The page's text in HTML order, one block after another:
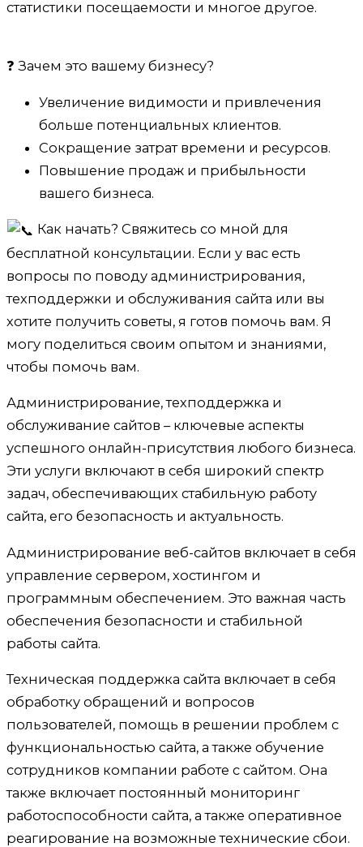
статистики посещаемости и многое другое.
❓ Зачем это вашему бизнесу?
Увеличение видимости и привлечения
больше потенциальных клиентов.
Сокращение затрат времени и ресурсов.
Повышение продаж и прибыльности
вашего бизнеса.
Как начать? Свяжитесь со мной для
бесплатной консультации. Если у вас есть
вопросы по поводу администрирования,
техподдержки и обслуживания сайта или вы
хотите получить советы, я готов помочь вам. Я
могу поделиться своим опытом и знаниями,
чтобы помочь вам.
Администрирование, техподдержка и
обслуживание сайтов – ключевые аспекты
успешного онлайн-присутствия любого бизнеса.
Эти услуги включают в себя широкий спектр
задач, обеспечивающих стабильную работу
сайта, его безопасность и актуальность.
Администрирование веб-сайтов включает в себя
управление сервером, хостингом и
программным обеспечением. Это важная часть
обеспечения безопасности и стабильной
работы сайта.
Техническая поддержка сайта включает в себя
обработку обращений и вопросов
пользователей, помощь в решении проблем с
функциональностью сайта, а также обучение
сотрудников компании работе с сайтом. Она
также включает постоянный мониторинг
работоспособности сайта, а также оперативное
реагирование на возможные технические сбои.